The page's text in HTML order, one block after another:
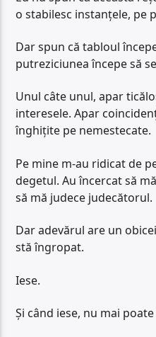
o stabilesc instanțele, pe
Dar spun că tabloul
putreziciunea începe să
Unul câte unul, apar
interesele. Apar
înghițite pe nemestecate.
Pe mine m-au ridicat de
degetul. Au încercat să
să mă judece judecătorul.
Dar adevărul are un
stă îngropat.
Iese.
Și când iese, nu mai